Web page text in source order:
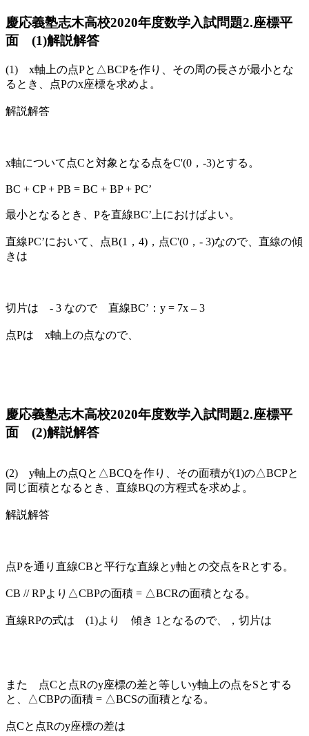
慶応義塾志木高校2020年度数学入試問題2.座標平
面 (1)解説解答
(1) x軸上の点Pと△BCPを作り、その周の長さが最小とな
るとき、点Pのx座標を求めよ。
解説解答
x軸について点Cと対象となる点をC'(0，-3)とする。
BC + CP + PB = BC + BP + PC’
最小となるとき、Pを直線BC’上におけばよい。
直線PC’において、点B(1，4)，点C'(0，- 3)なので、直線の傾
きは
切片は - 3 なので 直線BC’：y = 7x – 3
点Pは x軸上の点なので、
慶応義塾志木高校2020年度数学入試問題2.座標平
面 (2)解説解答
(2) y軸上の点Qと△BCQを作り、その面積が(1)の△BCPと
同じ面積となるとき、直線BQの方程式を求めよ。
解説解答
点Pを通り直線CBと平行な直線とy軸との交点をRとする。
CB // RPより△CBPの面積 = △BCRの面積となる。
直線RPの式は (1)より 傾き 1となるので、，切片は
また 点Cと点Rのy座標の差と等しいy軸上の点をSとする
と、△CBPの面積 = △BCSの面積となる。
点Cと点Rのy座標の差は